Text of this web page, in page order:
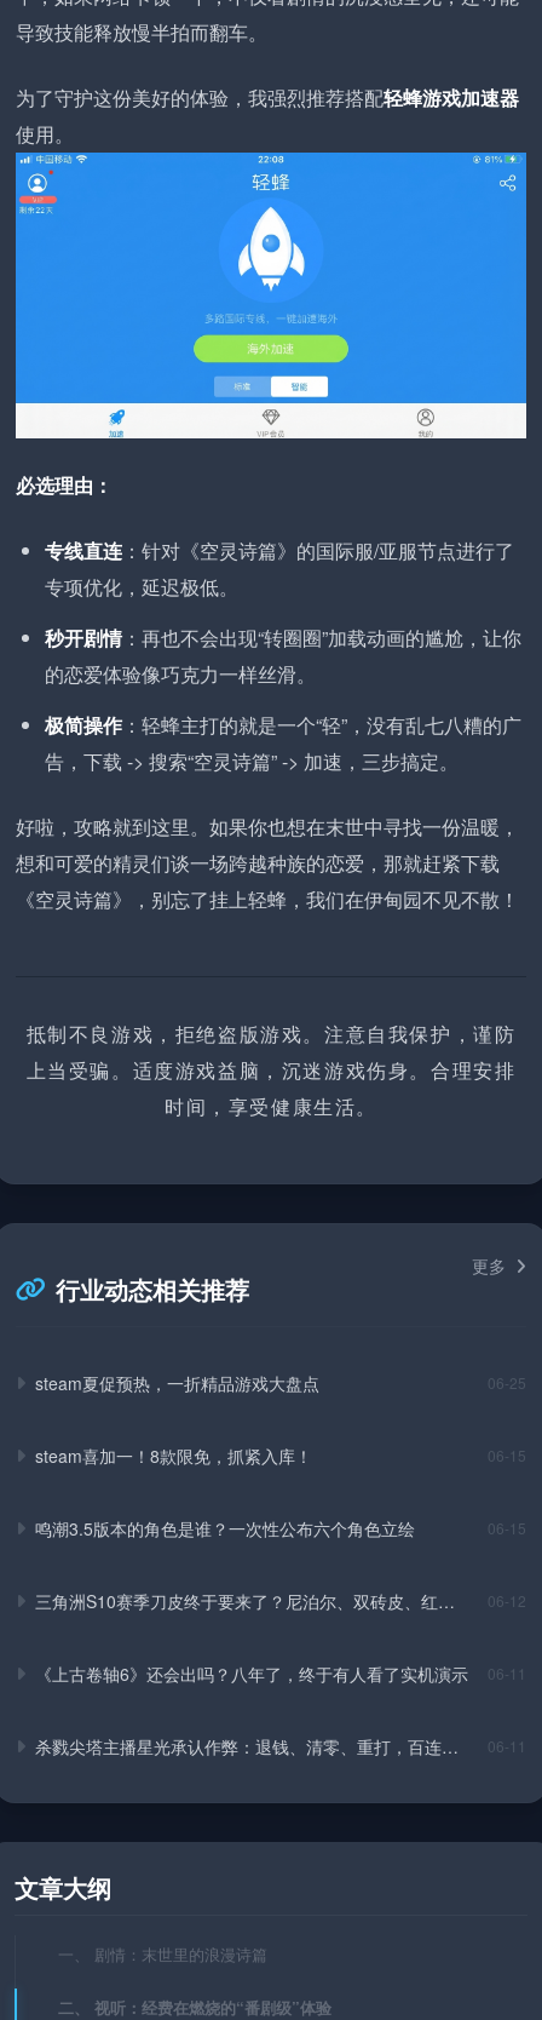
导致技能释放慢半拍而翻车。
为了守护这份美好的体验，我强烈推荐搭配轻蜂游戏加速器
使用。
必选理由：
专线直连 ：针对《空灵诗篇》的国际服/亚服节点进行了
专项优化，延迟极低。
秒开剧情：再也不会出现“转圈圈”加载动画的尴尬，让你
的恋爱体验像巧克力一样丝滑。
极简操作 ：轻蜂主打的就是一个“轻”，没有乱七八糟的广
告，下载 -> 搜索“空灵诗篇” -> 加速，三步搞定。
好啦，攻略就到这里。如果你也想在末世中寻找一份温暖，
想和可爱的精灵们谈一场跨越种族的恋爱，那就赶紧下载
《空灵诗篇》，别忘了挂上轻蜂，我们在伊甸园不见不散！
抵制不良游戏，拒绝盗版游戏。注意自我保护，谨防
上当受骗。适度游戏益脑，沉迷游戏伤身。合理安排
时间，享受健康生活。
行业动态相关推荐
更多
steam夏促预热，一折精品游戏大盘点 06-25
steam喜加一！8款限免，抓紧入库！ 06-15
鸣潮3.5版本的角色是谁？一次性公布六个角色立绘 06-15
三角洲S10赛季刀皮终于要来了？尼泊尔、双砖皮、红皮
06-12
《上古卷轴6》还会出吗？八年了，终于有人看了实机演示 06-11
杀戮尖塔主播星光承认作弊：退钱、清零、重打，百连从
06-11
文章大纲
一、 剧情：末世里的浪漫诗篇
二、 视听：经费在燃烧的“番剧级”体验